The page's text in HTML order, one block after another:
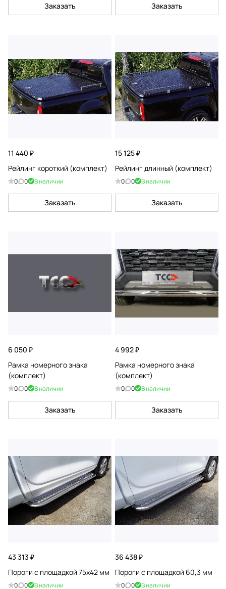
Заказать Заказать
11 440 ₽
Рейлинг короткий (комплект)
0 0 В наличии
Заказать
15 125 ₽
Рейлинг длинный (комплект)
0 0 В наличии
Заказать
6 050 ₽
Рамка номерного знака
(комплект)
0 0 В наличии
Заказать
4 992 ₽
Рамка номерного знака
(комплект)
0 0 В наличии
Заказать
43 313 ₽
Пороги с площадкой 75х42 мм
0 0 В наличии
36 438 ₽
Пороги с площадкой 60,3 мм
0 0 В наличии